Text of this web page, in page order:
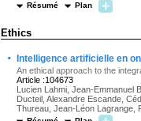
Résumé Plan
Ethics
· Intelligence artificielle en
An ethical approach to the
Article :104673
Lucien Lahmi, Jean-Emmanuel
Ducteil, Alexandre Escande,
Thureau, Jean-Léon Lagrange,